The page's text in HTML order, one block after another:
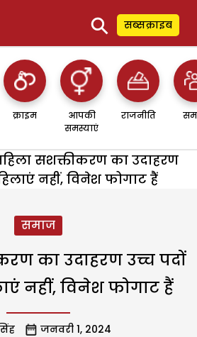
⚲ सब्सक्राइब
क्राइम
आपकी
समस्याएं
राजनीति
सशक्तीकरण का उदाहरण
नहीं, विनेश फोगाट हैं
समाज
का उदाहरण उच्च पदों
नहीं, विनेश फोगाट हैं
जनवरी 1, 2024